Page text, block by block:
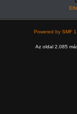
Powered by SMF
Az oldal 2.085